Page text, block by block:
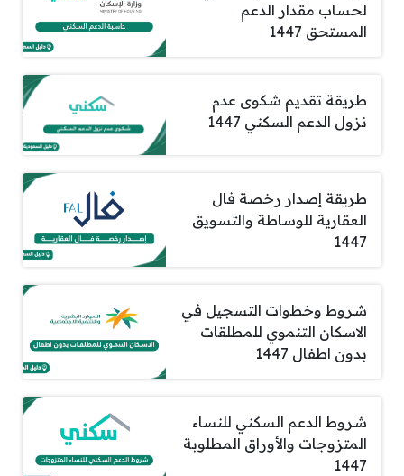
لحساب مقدار الدعم
المستحق 1447
طريقة تقديم شكوى عدم
نزول الدعم السكني 1447
طريقة إصدار رخصة فال
العقارية للوساطة والتسويق
1447
شروط وخطوات التسجيل في
الاسكان التنموي للمطلقات
بدون اطفال 1447
شروط الدعم السكني للنساء
المتزوجات والأوراق المطلوبة
1447